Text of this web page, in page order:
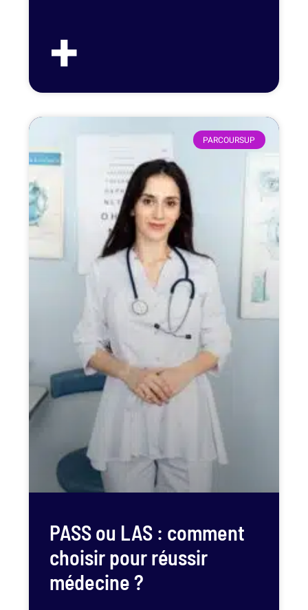
+
PARCOURSUP
PASS ou LAS : comment
choisir pour réussir
médecine ?